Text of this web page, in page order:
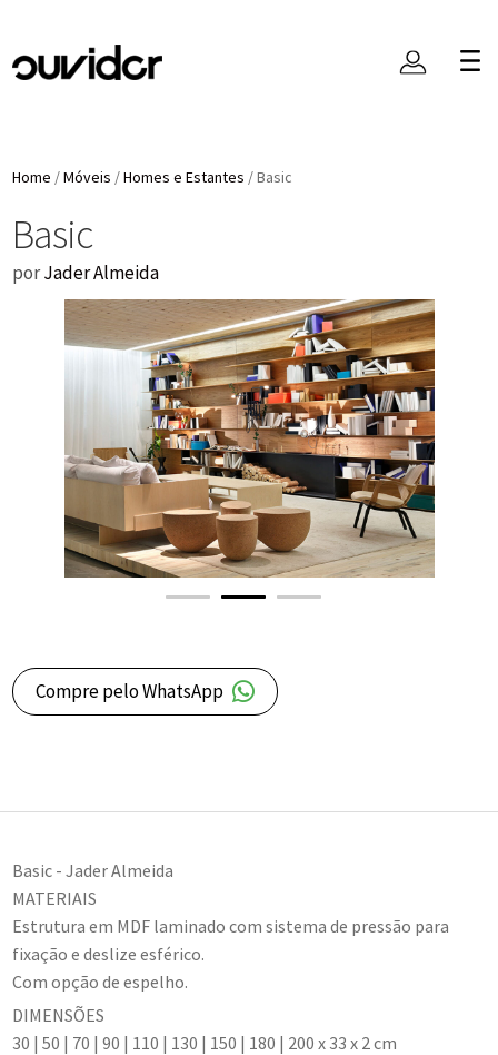
Home /Móveis /Homes e Estantes /Basic
Basic
porJader Almeida
Compre pelo WhatsApp
Basic - Jader Almeida
MATERIAIS
Estrutura em MDF laminado com sistema de pressão para
fixação e deslize esférico.
Com opção de espelho.
DIMENSÕES
30 | 50 | 70 | 90 | 110 | 130 | 150 | 180 | 200 x 33 x 2 cm